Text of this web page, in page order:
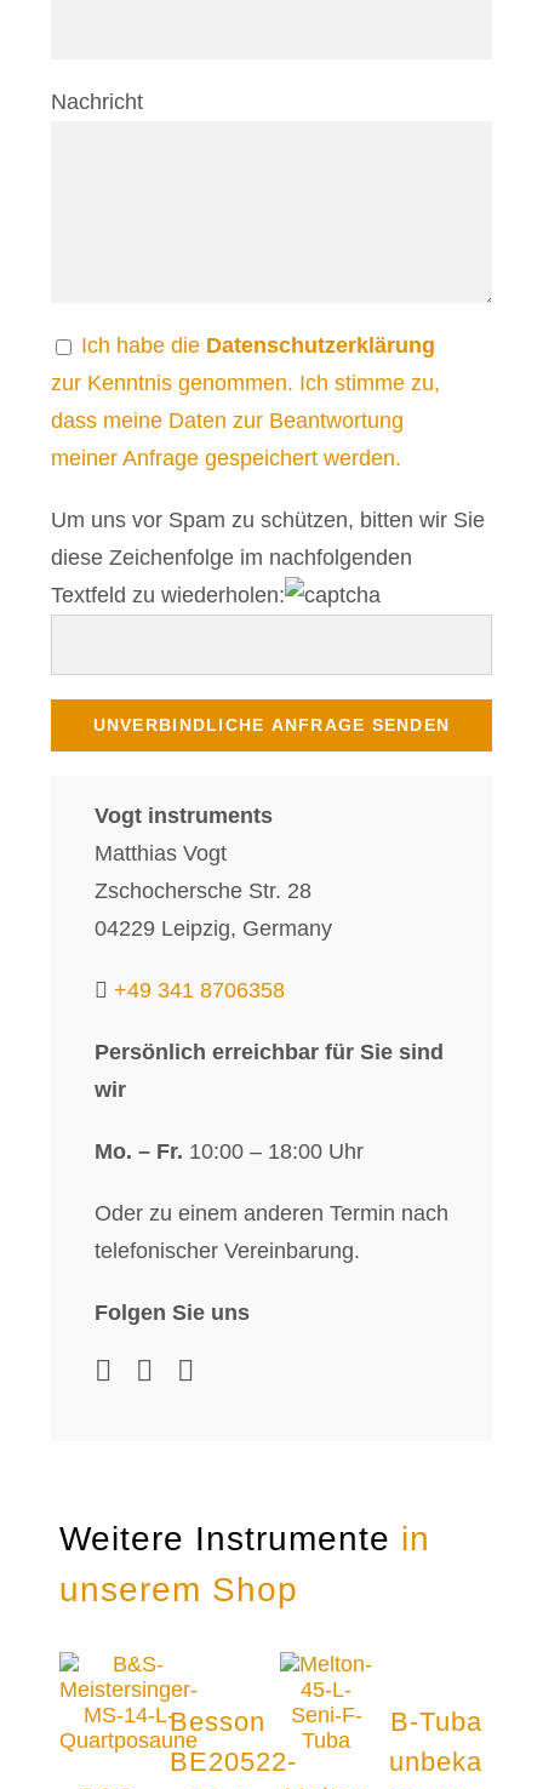
Nachricht
Ich habe die Datenschutzerklärung
zur Kenntnis genommen. Ich stimme zu,
dass meine Daten zur Beantwortung
meiner Anfrage gespeichert werden.
Um uns vor Spam zu schützen, bitten wir Sie
diese Zeichenfolge im nachfolgenden
Textfeld zu wiederholen:
Vogt instruments
Matthias Vogt
Zschochersche Str. 28
04229 Leipzig, Germany
+49 341 8706358
Persönlich erreichbar für Sie sind
wir
Mo. – Fr. 10:00 – 18:00 Uhr
Oder zu einem anderen Termin nach
telefonischer Vereinbarung.
Folgen Sie uns
Weitere Instrumente in
unserem Shop
Besson
BE20522-
B-Tuba
unbekannt